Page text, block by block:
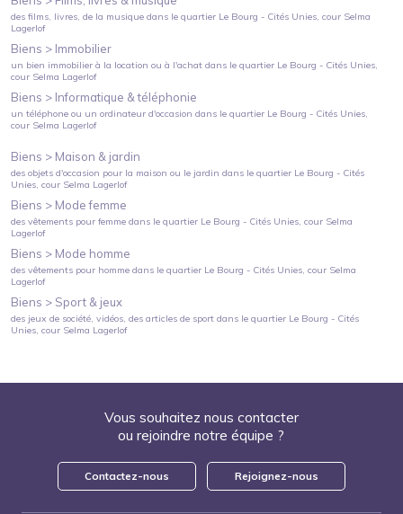
des films, livres, de la musique dans le quartier Le Bourg - Cités Unies, cour Selma
Lagerlof
Biens > Immobilier
un bien immobilier à la location ou à l'achat dans le quartier Le Bourg - Cités Unies,
cour Selma Lagerlof
Biens > Informatique & téléphonie
un téléphone ou un ordinateur d'occasion dans le quartier Le Bourg - Cités Unies,
cour Selma Lagerlof
Biens > Maison & jardin
des objets d'occasion pour la maison ou le jardin dans le quartier Le Bourg - Cités
Unies, cour Selma Lagerlof
Biens > Mode femme
des vêtements pour femme dans le quartier Le Bourg - Cités Unies, cour Selma
Lagerlof
Biens > Mode homme
des vêtements pour homme dans le quartier Le Bourg - Cités Unies, cour Selma
Lagerlof
Biens > Sport & jeux
des jeux de société, vidéos, des articles de sport dans le quartier Le Bourg - Cités
Unies, cour Selma Lagerlof
Vous souhaitez nous contacter
ou rejoindre notre équipe ?
Contactez-nous Rejoignez-nous